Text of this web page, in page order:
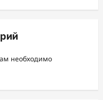
необходимо